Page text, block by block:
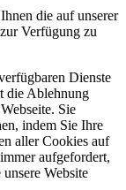
die auf unserer
Verfügung zu
Dienste
die Ablehnung
Sie
indem Sie Ihre
aller Cookies auf
aufgefordert,
Website